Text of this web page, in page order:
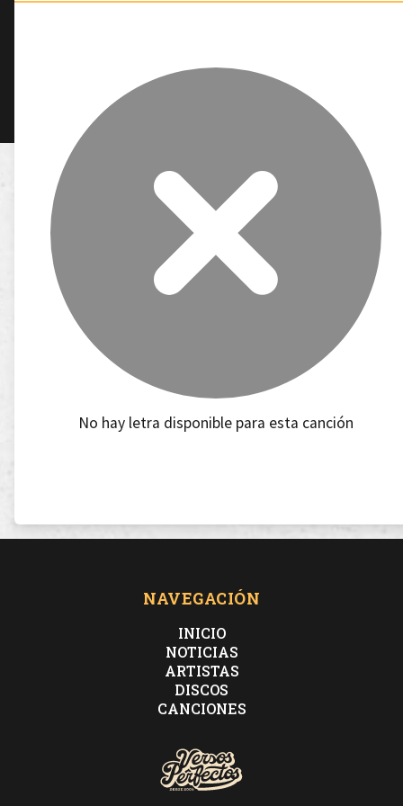
No hay letra disponible para esta canción
NAVEGACIÓN
INICIO
NOTICIAS
ARTISTAS
DISCOS
CANCIONES